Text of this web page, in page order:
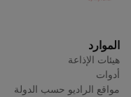
الموارد
هيئات الإذاعة
أدوات
مواقع الراديو حسب الدولة